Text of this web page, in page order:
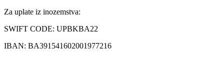
Za uplate iz inozemstva:
SWIFT CODE: UPBKBA22
IBAN: BA391541602001977216